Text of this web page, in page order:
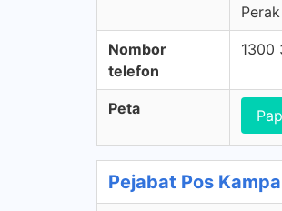
Perak
Nombor
telefon
1300
Peta
Pejabat Pos